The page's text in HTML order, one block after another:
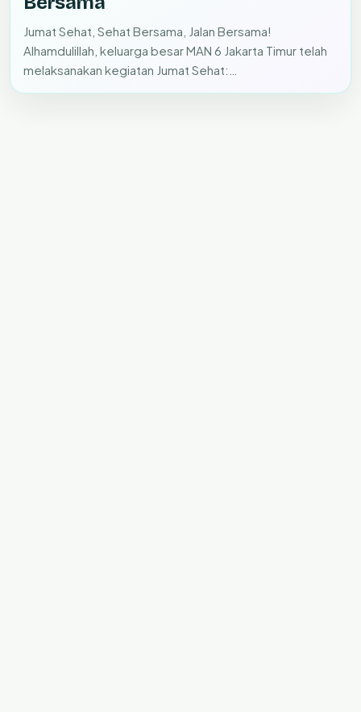
Jumat Sehat, Sehat Bersama, Jalan Bersama!
Alhamdulillah, keluarga besar MAN 6 Jakarta Timur telah
melaksanakan kegiatan Jumat Sehat:…